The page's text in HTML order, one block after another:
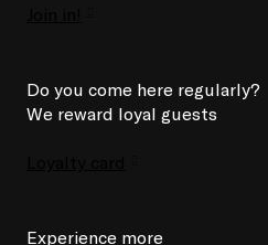
Do you come here regularly?
We reward loyal guests
Experience more